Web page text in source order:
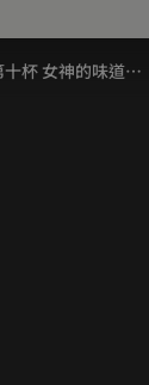
十杯 女神的味道…